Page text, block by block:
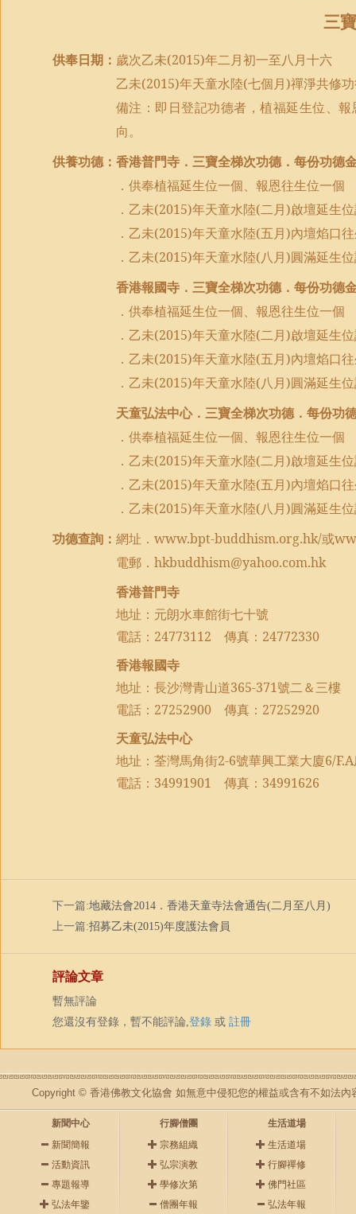
三
供奉日期： 歲次乙未(2015)年二月初一至八月十六
乙未(2015)年天童水陸(七個月)禪淨共修
備注：即日登記功德者，植福延生位、
向。
供養功德：香港普門寺．三寶全梯次功德．每份功德
．供奉植福延生位一個、報恩往生位一個
．乙未(2015)年天童水陸(二月)啟壇延生
．乙未(2015)年天童水陸(五月)內壇焰口
．乙未(2015)年天童水陸(八月)圓滿延生
香港報國寺．三寶全梯次功德．每份功德
．供奉植福延生位一個、報恩往生位一個
．乙未(2015)年天童水陸(二月)啟壇延生
．乙未(2015)年天童水陸(五月)內壇焰口
．乙未(2015)年天童水陸(八月)圓滿延生
天童弘法中心．三寶全梯次功德．每份功
．供奉植福延生位一個、報恩往生位一個
．乙未(2015)年天童水陸(二月)啟壇延生
．乙未(2015)年天童水陸(五月)內壇焰口
．乙未(2015)年天童水陸(八月)圓滿延生
功德查詢： 網址． www.bpt-buddhism.org.hk/或
電郵． hkbuddhism@yahoo.com.hk
香港普門寺
地址：元朗水車館街七十號
電話： 24773112 傳真： 24772330
香港報國寺
地址：長沙灣青山道365-371號二＆三樓
電話： 27252900 傳真： 27252920
天童弘法中心
地址：荃灣馬角街2-6號華興工業大廈6/F.A
電話： 34991901 傳真： 34991626
下一篇:地藏法會2014．香港天童寺法會通告(二月至八月)
上一篇:招募乙未(2015)年度護法會員
評論文章
暫無評論
您還沒有登錄，暫不能評論, 登錄 或 註冊
Copyright © 香港佛教文化協會 如無意中侵犯您的權益或含有不如法內
新聞中心
新聞簡報
活動資訊
專題報導
弘法年鑒
行腳僧團
宗務組織
弘宗演教
學修次第
僧團年報
生活道場
生活道場
行腳禪修
佛門社區
弘法年報